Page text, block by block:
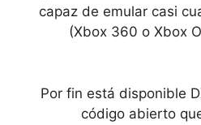
capaz de emular
(Xbox 360 o
Por fin está
código abierto